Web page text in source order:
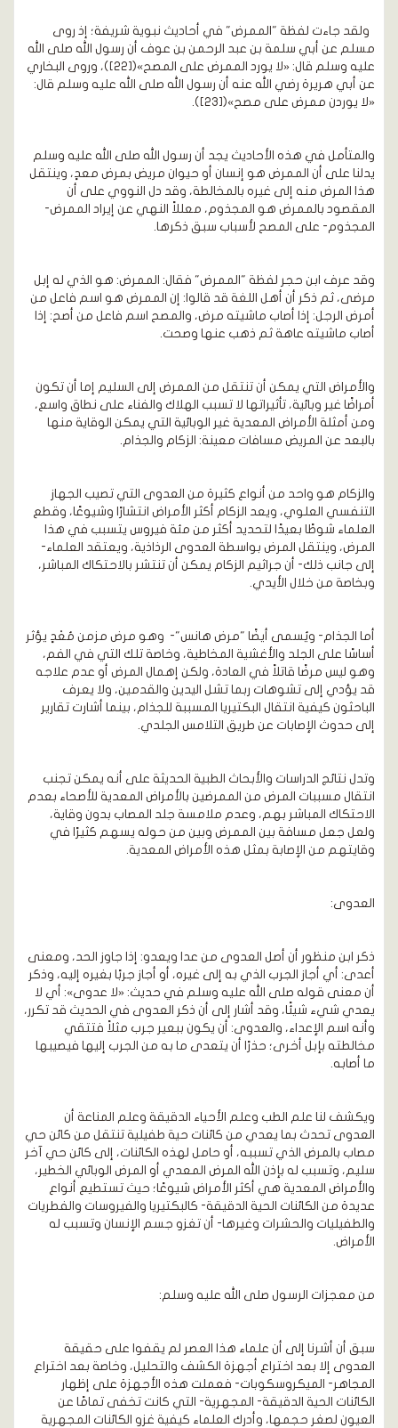
ولقد جاءت لفظة "الممرض" في أحاديث نبوية شريفة؛ إذ روى
مسلم عن أبي سلمة بن عبد الرحمن بن عوف أن رسول الله صلى الله
عليه وسلم قال: «لا يورد الممرض على المصح»([22])، وروى البخاري
عن أبي هريرة رضي الله عنه أن رسول الله صلى الله عليه وسلم قال:
«لا يوردن ممرض على مصح»([23]).
والمتأمل في هذه الأحاديث يجد أن رسول الله صلى الله عليه وسلم
يدلنا على أن الممرض هو إنسان أو حيوان مريض بمرض معدٍ، وينتقل
هذا المرض منه إلى غيره بالمخالطة، وقد دل النووي على أن
المقصود بالممرض هو المجذوم، معللاً النهي عن إيراد الممرض-
المجذوم- على المصح لأسباب سبق ذكرها.
وقد عرف ابن حجر لفظة "الممرض" فقال: الممرض: هو الذي له إبل
مرضى، ثم ذكر أن أهل اللغة قد قالوا: إن الممرض هو اسم فاعل من
أمرض الرجل: إذا أصاب ماشيته مرض، والمصح اسم فاعل من أصح: إذا
أصاب ماشيته عاهة ثم ذهب عنها وصحت.
والأمراض التي يمكن أن تنتقل من الممرض إلى السليم إما أن تكون
أمراضًا غير وبائية، تأثيراتها لا تسبب الهلاك والفناء على نطاق واسع،
ومن أمثلة الأمراض المعدية غير الوبائية التي يمكن الوقاية منها
بالبعد عن المريض مسافات معينة: الزكام والجذام.
والزكام هو واحد من أنواع كثيرة من العدوى التي تصيب الجهاز
التنفسي العلوي، ويعد الزكام أكثر الأمراض انتشارًا وشيوعًا، وقطع
العلماء شوطًا بعيدًا لتحديد أكثر من مئة فيروس يتسبب في هذا
المرض، وينتقل المرض بواسطة العدوى الرذاذية، ويعتقد العلماء-
إلى جانب ذلك- أن جراثيم الزكام يمكن أن تنتشر بالاحتكاك المباشر،
وبخاصة من خلال الأيدي.
أما الجذام- ويُسمى أيضًا "مرض هانس"- وهو مرض مزمن مُعْدٍ يؤثر
أساسًا على الجلد والأغشية المخاطية، وخاصة تلك التي في الفم،
وهو ليس مرضًا قاتلاً في العادة، ولكن إهمال المرض أو عدم علاجه
قد يؤدي إلى تشوهات ربما تشل اليدين والقدمين، ولا يعرف
الباحثون كيفية انتقال البكتيريا المسببة للجذام، بينما أشارت تقارير
إلى حدوث الإصابات عن طريق التلامس الجلدي.
وتدل نتائج الدراسات والأبحاث الطبية الحديثة على أنه يمكن تجنب
انتقال مسببات المرض من الممرضين بالأمراض المعدية للأصحاء بعدم
الاحتكاك المباشر بهم، وعدم ملامسة جلد المصاب بدون وقاية،
ولعل جعل مسافة بين الممرض وبين من حوله يسهم كثيرًا في
وقايتهم من الإصابة بمثل هذه الأمراض المعدية.
العدوى:
ذكر ابن منظور أن أصل العدوى من عدا ويعدو: إذا جاوز الحد، ومعنى
أعدى: أي أجاز الجرب الذي به إلى غيره، أو أجاز جربًا بغيره إليه، وذكر
أن معنى قوله صلى الله عليه وسلم في حديث: «لا عدوى»: أي لا
يعدي شيء شيئًا، وقد أشار إلى أن ذكر العدوى في الحديث قد تكرر،
وأنه اسم الإعداء، والعدوى: أن يكون ببعير جرب مثلاً فتتقي
مخالطته بإبل أخرى؛ حذرًا أن يتعدى ما به من الجرب إليها فيصيبها
ما أصابه.
ويكشف لنا علم الطب وعلم الأحياء الدقيقة وعلم المناعة أن
العدوى تحدث بما يعدي من كائنات حية طفيلية تنتقل من كائن حي
مصاب بالمرض الذي تسببه، أو حامل لهذه الكائنات، إلى كائن حي آخر
سليم، وتسبب له بإذن الله المرض المعدي أو المرض الوبائي الخطير،
والأمراض المعدية هي أكثر الأمراض شيوعًا؛ حيث تستطيع أنواع
عديدة من الكائنات الحية الدقيقة- كالبكتيريا والفيروسات والفطريات
والطفيليات والحشرات وغيرها- أن تغزو جسم الإنسان وتسبب له
الأمراض.
من معجزات الرسول صلى الله عليه وسلم:
سبق أن أشرنا إلى أن علماء هذا العصر لم يقفوا على حقيقة
العدوى إلا بعد اختراع أجهزة الكشف والتحليل، وخاصة بعد اختراع
المجاهر- الميكروسكوبات- فعملت هذه الأجهزة على إظهار
الكائنات الحية الدقيقة- المجهرية- التي كانت تخفى تمامًا عن
العيون لصغر حجمها، وأدرك العلماء كيفية غزو الكائنات المجهرية